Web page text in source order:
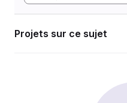
Projets sur ce sujet